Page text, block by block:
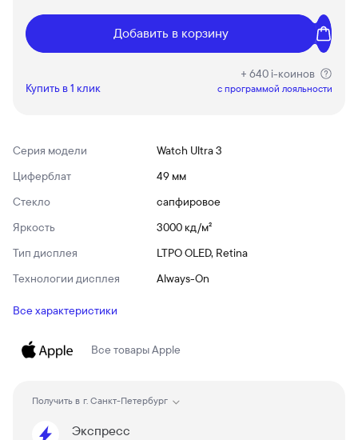
Добавить в корзину
Купить в 1 клик
+ 640 i-коинов
c программой лояльности
Серия модели
Watch Ultra 3
Циферблат
49 мм
Стекло
сапфировое
Яркость
3000 кд/ м²
Тип дисплея
LTPO OLED, Retina
Технологии дисплея
Always-On
Все характеристики
Все товарыApple
Получить в г. Санкт-Петербург
Экспресс